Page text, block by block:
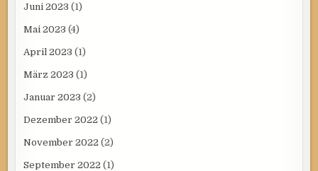
Juni 2023 (1)
Mai 2023 (4)
April 2023 (1)
März 2023 (1)
Januar 2023 (2)
Dezember 2022 (1)
November 2022 (2)
September 2022 (1)